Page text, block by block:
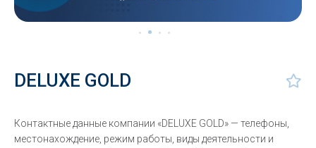
DELUXE GOLD
Контактные данные компании «DELUXE GOLD» — телефоны,
местонахождение, режим работы, виды деятельности и